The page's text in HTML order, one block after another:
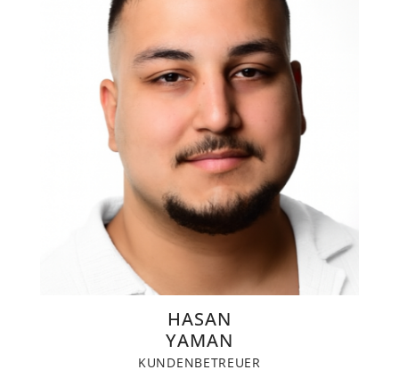
HASAN
YAMAN
KUNDENBETREUER